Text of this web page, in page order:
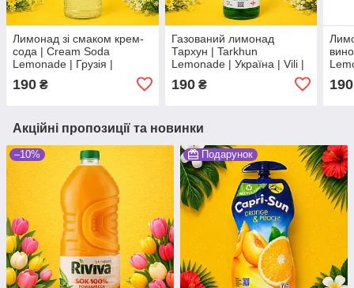
Лимонад зі смаком крем-
сода | Cream Soda
Lemonade | Грузія |
authentic creamy lemonade
190 ₴
Газований лимонад
Тархун | Tarkhun
Lemonade | Україна | Vili |
500 мл | refreshing herbal
soda Во3
190₴ 190
Акційні пропозиції та новинки
–10% Подарунок